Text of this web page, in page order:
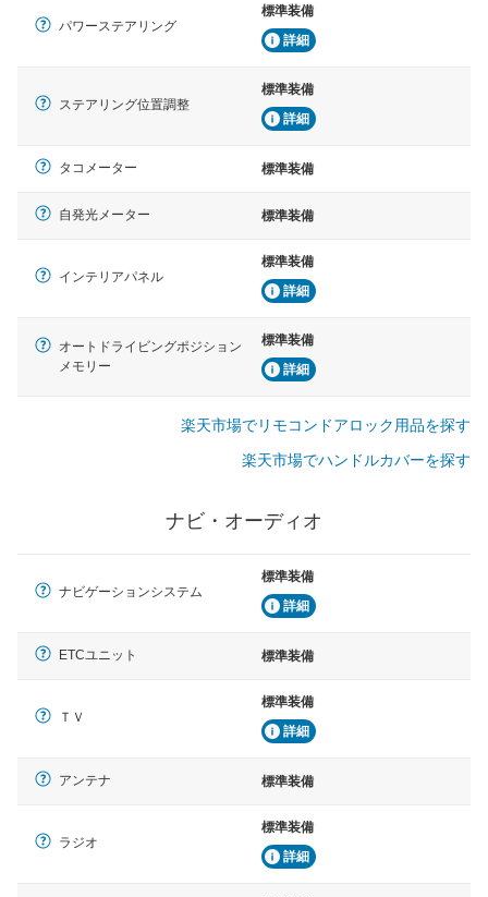
パワーステアリング
標準装備
詳細
ステアリング位置調整
標準装備
詳細
タコメーター 標準装備
自発光メーター 標準装備
インテリアパネル
標準装備
詳細
オートドライビングポジション
メモリー
標準装備
詳細
楽天市場でリモコンドアロック用品を探す
楽天市場でハンドルカバーを探す
ナビ・オーディオ
ナビゲーションシステム
標準装備
詳細
ETCユニット 標準装備
ＴＶ
標準装備
詳細
アンテナ 標準装備
ラジオ
標準装備
詳細